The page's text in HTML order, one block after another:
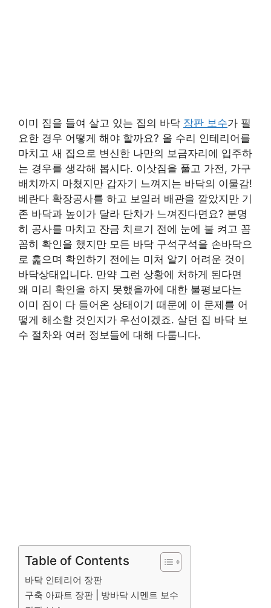
이미 짐을 들여 살고 있는 집의 바닥 장판 보수가 필
요한 경우 어떻게 해야 할까요? 올 수리 인테리어를
마치고 새 집으로 변신한 나만의 보금자리에 입주하
는 경우를 생각해 봅시다. 이삿짐을 풀고 가전, 가구
배치까지 마쳤지만 갑자기 느껴지는 바닥의 이물감!
베란다 확장공사를 하고 보일러 배관을 깔았지만 기
존 바닥과 높이가 달라 단차가 느껴진다면요? 분명
히 공사를 마치고 잔금 치르기 전에 눈에 불 켜고 꼼
꼼히 확인을 했지만 모든 바닥 구석구석을 손바닥으
로 훑으며 확인하기 전에는 미처 알기 어려운 것이
바닥상태입니다. 만약 그런 상황에 처하게 된다면
왜 미리 확인을 하지 못했을까에 대한 불평보다는
이미 짐이 다 들어온 상태이기 때문에 이 문제를 어
떻게 해소할 것인지가 우선이겠죠. 살던 집 바닥 보
수 절차와 여러 정보들에 대해 다룹니다.
Table of Contents
바닥 인테리어 장판
구축 아파트 장판 | 방바닥 시멘트 보수